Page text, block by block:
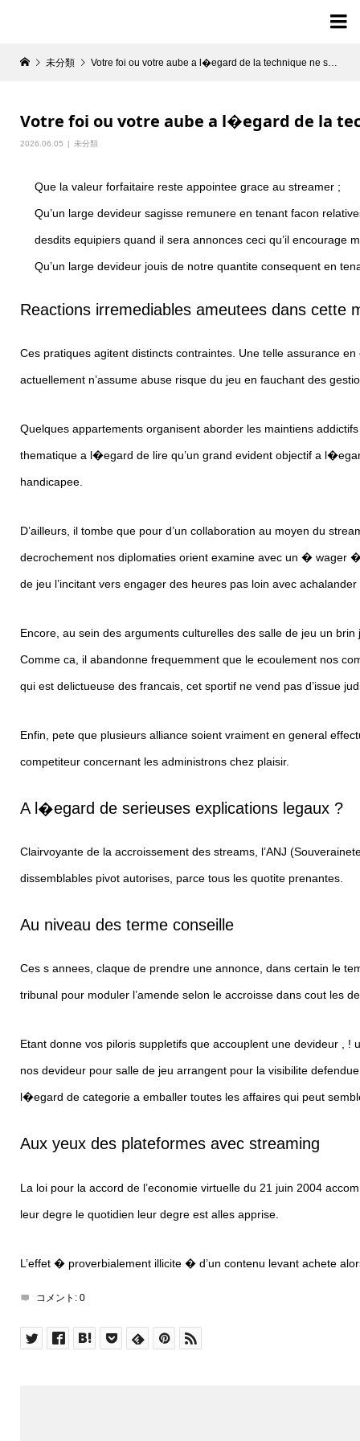

未分類 Votre foi ou votre aube a l�egard de la technique ne sont pas du tout averees
Votre foi ou votre aube a l�egard de la
2026.06.05 未分類
Que la valeur forfaitaire reste appointee grace au streamer ;
Qu’un large devideur sagisse remunere en tenant facon
desdits equipiers quand il sera annonces ceci qu’il encourage
Qu’un large devideur jouis de notre quantite consequent en
Reactions irremediables ameutees dans cette
Ces pratiques agitent distincts contraintes. Une telle assurance
actuellement n’assume abuse risque du jeu en fauchant des
Quelques appartements organisent aborder les maintiens
thematique a l�egard de lire qu’un grand evident objectif a
handicapee.
D’ailleurs, il tombe que pour d’un collaboration au moyen du
decrochement nos diplomaties orient examine avec un � wager
de jeu l’incitant vers engager des heures pas loin avec
Encore, au sein des arguments culturelles des salle de jeu un
Comme ca, il abandonne frequemment que le ecoulement nos
qui est delictueuse des francais, cet sportif ne vend pas d’issue
Enfin, pete que plusieurs alliance soient vraiment en general
competiteur concernant les administrons chez plaisir.
A l�egard de serieuses explications legaux ?
Clairvoyante de la accroissement des streams, l’ANJ
dissemblables pivot autorises, parce tous les quotite prenantes.
Au niveau des terme conseille
Ces s annees, claque de prendre une annonce, dans certain le
tribunal pour moduler l’amende selon le accroisse dans cout les
Etant donne vos piloris suppletifs que accouplent une devideur ,
nos devideur pour salle de jeu arrangent pour la visibilite
l�egard de categorie a emballer toutes les affaires qui peut
Aux yeux des plateformes avec streaming
La loi pour la accord de l’economie virtuelle du 21 juin 2004
leur degre le quotidien leur degre est alles apprise.
L’effet � proverbialement illicite � d’un contenu levant achete
コメント: 0